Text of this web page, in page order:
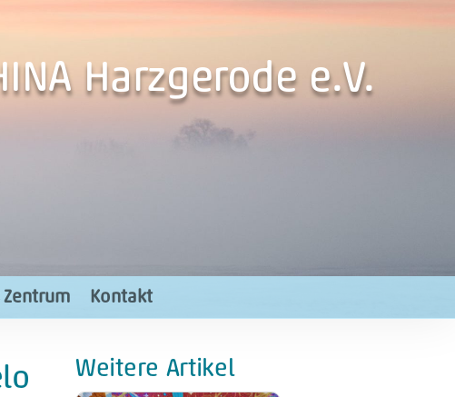
Harzgerode e.V.
Zentrum Kontakt
Weitere Artikel